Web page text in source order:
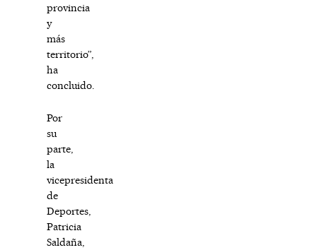
provincia
y
más
territorio”,
ha
concluido.
Por
su
parte,
la
vicepresidenta
de
Deportes,
Patricia
Saldaña,